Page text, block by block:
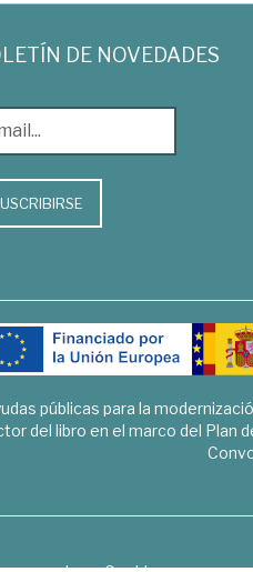
DE NOVEDADES
públicas para la
del libro en el marco del Plan